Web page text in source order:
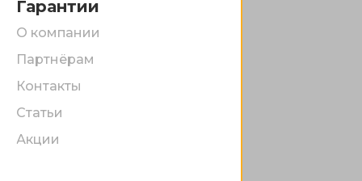
Гарантии
О компании
Акции
Партнёрам
Контакты
Статьи